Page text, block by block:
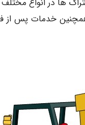
خدمات پس از